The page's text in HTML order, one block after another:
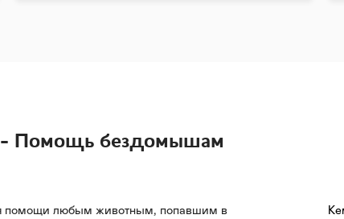
Помощь бездомышам
помощи любым животным, попавшим в